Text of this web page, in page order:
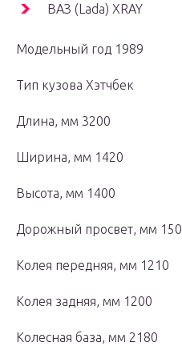
ВАЗ (Lada) XRAY
Модельный год 1989
Тип кузова Хэтчбек
Длина, мм 3200
Ширина, мм 1420
Высота, мм 1400
Дорожный просвет, мм 150
Колея передняя, мм 1210
Колея задняя, мм 1200
Колесная база, мм 2180